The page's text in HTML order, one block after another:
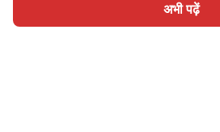
अभी पढ़ें
होम श्रेणी लिखिए